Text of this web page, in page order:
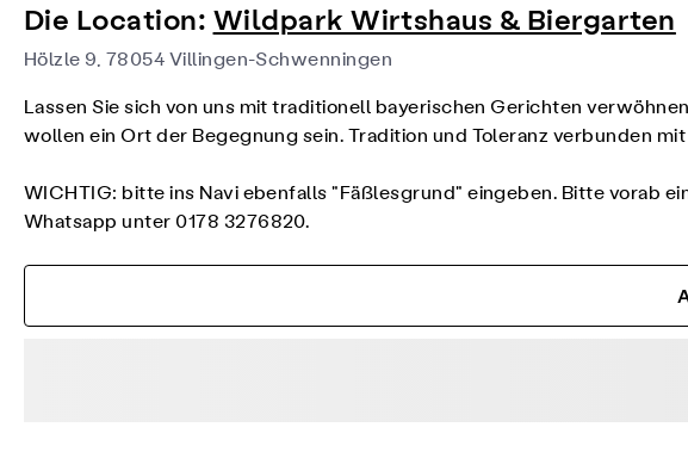
Die Location: Wildpark Wirtshaus & Biergarten
Hölzle 9, 78054 Villingen-Schwenningen
Lassen Sie sich von uns mit traditionell bayerischen Gerichten
wollen ein Ort der Begegnung sein. Tradition und Toleranz verbunden
WICHTIG: bitte ins Navi ebenfalls "Fäßlesgrund" eingeben. Bitte vorab
Whatsapp unter 0178 3276820.